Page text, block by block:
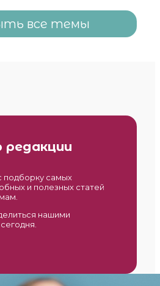
все темы
редакции
подборку самых
и полезных статей
нашими